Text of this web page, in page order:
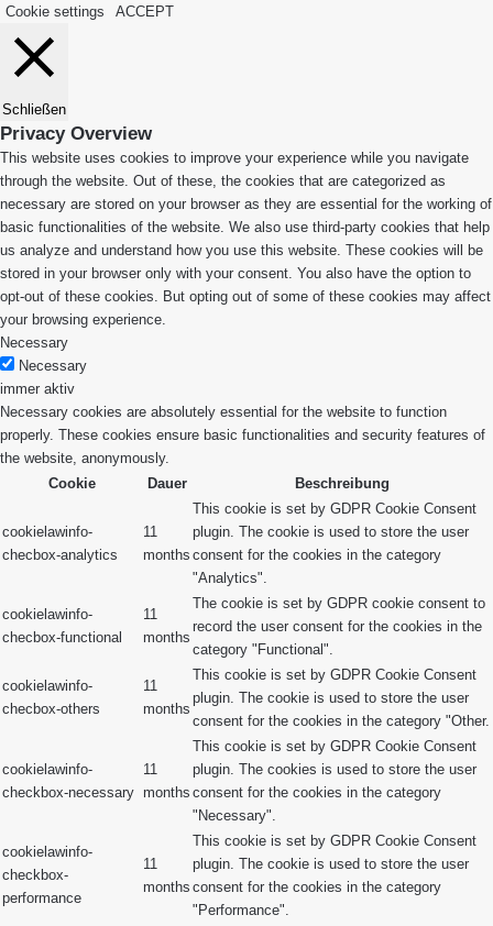
Cookie settings
ACCEPT
Schließen
Privacy Overview
This website uses cookies to improve your experience while you navigate
through the website. Out of these, the cookies that are categorized as
necessary are stored on your browser as they are essential for the working of
basic functionalities of the website. We also use third-party cookies that help
us analyze and understand how you use this website. These cookies will be
stored in your browser only with your consent. You also have the option to
opt-out of these cookies. But opting out of some of these cookies may affect
your browsing experience.
Necessary
Necessary
immer aktiv
Necessary cookies are absolutely essential for the website to function
properly. These cookies ensure basic functionalities and security features of
the website, anonymously.
Cookie
Dauer Beschreibung
cookielawinfo-
checbox-analytics
11
months
This cookie is set by GDPR Cookie Consent
plugin. The cookie is used to store the user
consent for the cookies in the category
"Analytics".
cookielawinfo-
checbox-functional
11
months
The cookie is set by GDPR cookie consent to
record the user consent for the cookies in the
category "Functional".
cookielawinfo-
checbox-others
11
months
This cookie is set by GDPR Cookie Consent
plugin. The cookie is used to store the user
consent for the cookies in the category "Other.
cookielawinfo-
checkbox-necessary
11
months
This cookie is set by GDPR Cookie Consent
plugin. The cookies is used to store the user
consent for the cookies in the category
"Necessary".
cookielawinfo-
checkbox-
performance
11
months
This cookie is set by GDPR Cookie Consent
plugin. The cookie is used to store the user
consent for the cookies in the category
"Performance".